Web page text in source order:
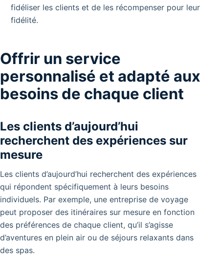
fidéliser les clients et de les récompenser pour leur
fidélité.
Offrir un service
personnalisé et adapté aux
besoins de chaque client
Les clients d’aujourd’hui
recherchent des expériences sur
mesure
Les clients d’aujourd’hui recherchent des expériences
qui répondent spécifiquement à leurs besoins
individuels. Par exemple, une entreprise de voyage
peut proposer des itinéraires sur mesure en fonction
des préférences de chaque client, qu’il s’agisse
d’aventures en plein air ou de séjours relaxants dans
des spas.